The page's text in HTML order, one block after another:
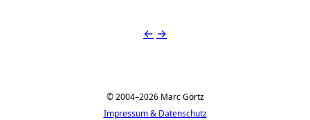
← →
© 2004–2026 Marc Görtz
Impressum & Datenschutz